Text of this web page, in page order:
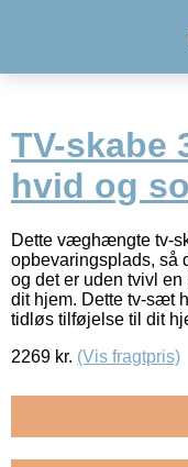
TV-skabe
hvid og
Dette væghængte tv-
opbevaringsplads, så
og det er uden tvivl
dit hjem. Dette tv-sæt
tidløs tilføjelse til dit
2269 kr. (Vis fragtpris)